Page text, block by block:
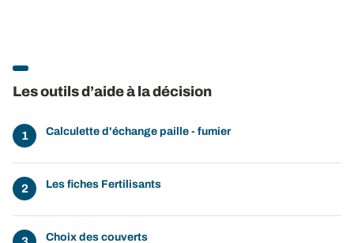
Les outils d’aide à la décision
Calculette d'échange paille - fumier
Les fiches Fertilisants
Choix des couverts